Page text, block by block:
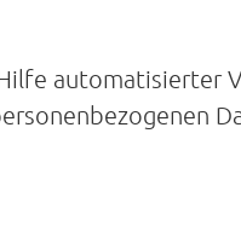
automatisierter